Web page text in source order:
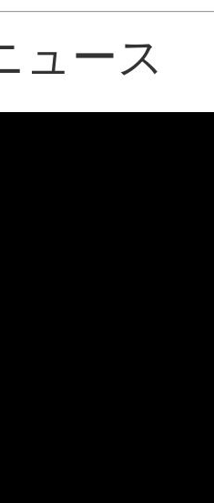
ュース